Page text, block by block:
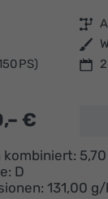
Getriebe
Außenfarbe
PS)
€
kombiniert:
D
131,00